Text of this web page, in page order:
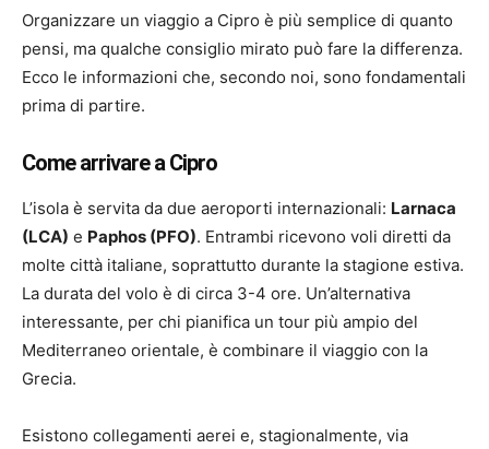
Organizzare un viaggio a Cipro è più semplice di quanto
pensi, ma qualche consiglio mirato può fare la differenza.
Ecco le informazioni che, secondo noi, sono fondamentali
prima di partire.
Come arrivare a Cipro
L’isola è servita da due aeroporti internazionali: Larnaca
(LCA) e Paphos (PFO). Entrambi ricevono voli diretti da
molte città italiane, soprattutto durante la stagione estiva.
La durata del volo è di circa 3-4 ore. Un’alternativa
interessante, per chi pianifica un tour più ampio del
Mediterraneo orientale, è combinare il viaggio con la
Grecia.
Esistono collegamenti aerei e, stagionalmente, via